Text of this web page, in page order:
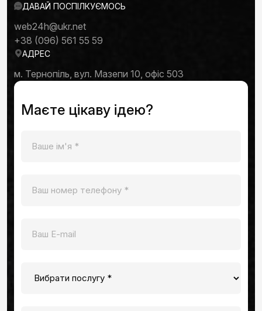
ДАВАЙ ПОСПІЛКУЄМОСЬ
web24h@ukr.net
+38 (096) 561 55 59
АДРЕС
м. Тернопіль, вул. Мазепи 10, офіс 503
Маєте цікаву ідею?